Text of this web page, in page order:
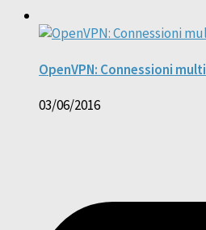
OpenVPN: Connessioni
03/06/2016